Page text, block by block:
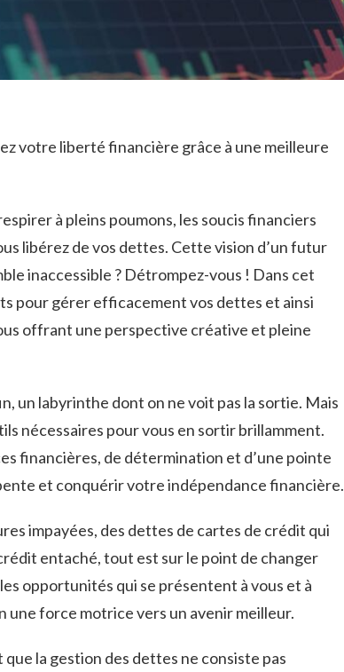
votre liberté financière grâce à une meilleure
à⁣ pleins poumons, les soucis financiers
libérez de vos dettes. Cette vision ‌d’un futur
inaccessible‌ ? Détrompez-vous ! Dans cet
​pour gérer efficacement vos dettes et ainsi
⁤offrant une perspective créative et pleine
un labyrinthe dont on ne voit pas la sortie. Mais
nécessaires ‍pour vous en sortir brillamment.
financières,‌ de détermination et d’une pointe
et ‌conquérir votre indépendance financière.
impayées, des ⁢dettes de cartes de crédit qui
entaché, tout est sur le point de changer
opportunités qui ⁢se⁢ présentent à vous et à
force motrice vers un avenir meilleur.
la gestion des‌ dettes ne consiste pas